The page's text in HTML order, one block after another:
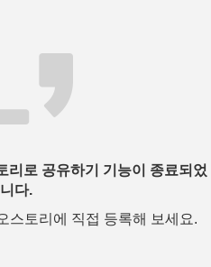
로 공유하기 기능이 종료되었
다.
스토리에 직접 등록해 보세요.